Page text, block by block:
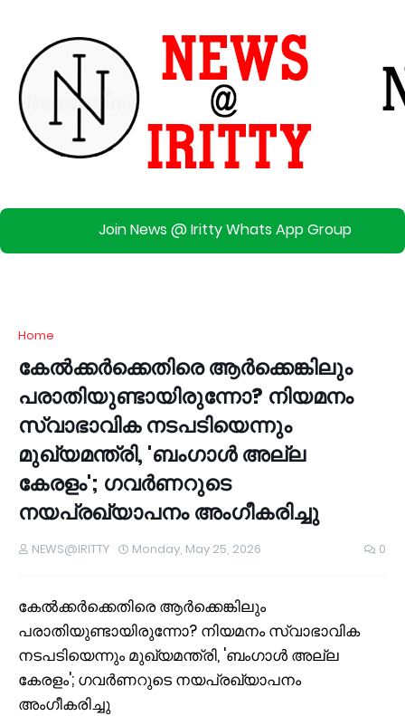
Join News @ Iritty Whats App Group
Home
കേൽക്കർക്കെതിരെ ആർക്കെങ്കിലും
പരാതിയുണ്ടായിരുന്നോ? നിയമനം
സ്വാഭാവിക നടപടിയെന്നും
മുഖ്യമന്ത്രി, 'ബംഗാൾ അല്ല
കേരളം'; ഗവർണറുടെ
നയപ്രഖ്യാപനം അംഗീകരിച്ചു
NEWS@IRITTY Monday, May 25, 2026 0
കേൽക്കർക്കെതിരെ ആർക്കെങ്കിലും
പരാതിയുണ്ടായിരുന്നോ? നിയമനം സ്വാഭാവിക
നടപടിയെന്നും മുഖ്യമന്ത്രി, 'ബംഗാൾ അല്ല
കേരളം'; ഗവർണറുടെ നയപ്രഖ്യാപനം
അംഗീകരിച്ചു